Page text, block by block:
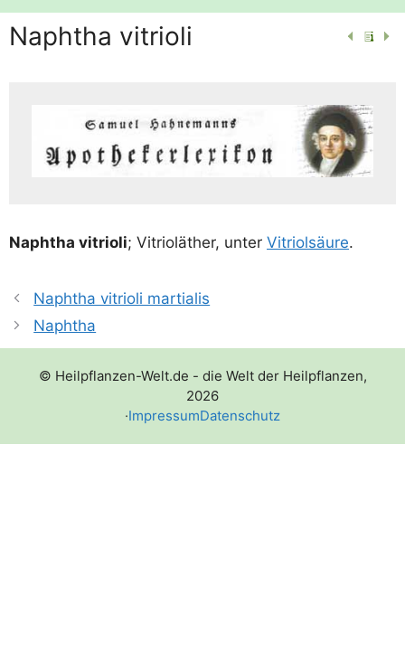
Naphtha vitrioli
Naph­tha vitrio­li; Vitriol­äther, unter Vitri­ol­säu­re.
Naphtha vitrioli martialis
Naphtha
© Heilpflanzen-Welt.de - die Welt der Heilpflanzen,
2026
·ImpressumDatenschutz